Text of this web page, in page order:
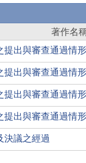
著作名
出與審查通過情
出與審查通過情
出與審查通過情
出與審查通過情
決議之經過